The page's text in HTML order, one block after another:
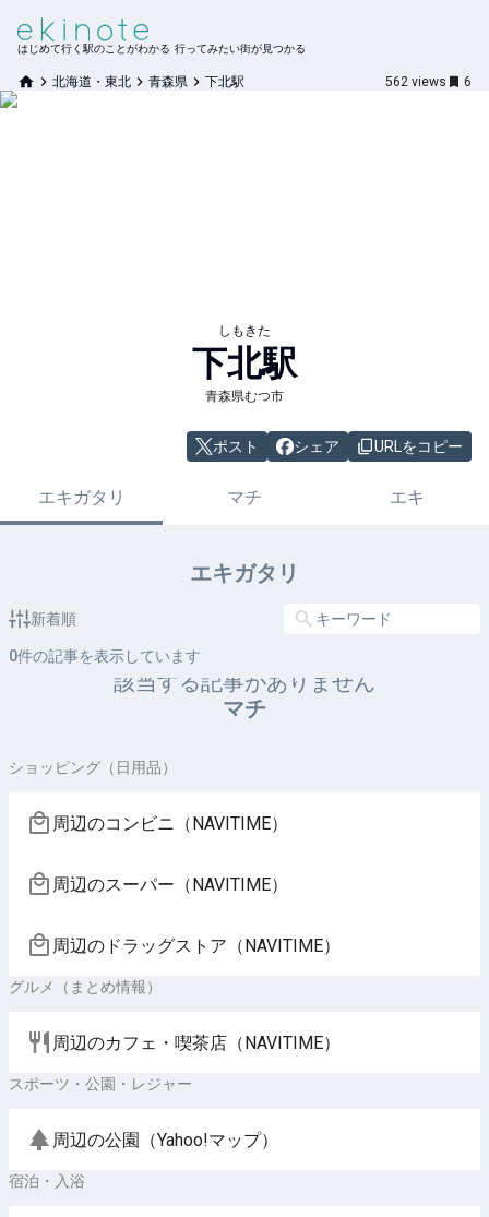
はじめて行く駅のことがわかる 行ってみたい街が見つかる
北海道・東北 青森県 下北駅 562 views 6
しもきた
下北駅
青森県むつ市
ポスト シェア URLをコピー
エキガタリ マチ エキ
エキガタリ
新着順
0件の記事を表示しています
該当する記事がありません
マチ
ショッピング（日用品）
周辺のコンビニ（NAVITIME）
周辺のスーパー（NAVITIME）
周辺のドラッグストア（NAVITIME）
グルメ（まとめ情報）
周辺のカフェ・喫茶店（NAVITIME）
スポーツ・公園・レジャー
周辺の公園（Yahoo!マップ）
宿泊・入浴